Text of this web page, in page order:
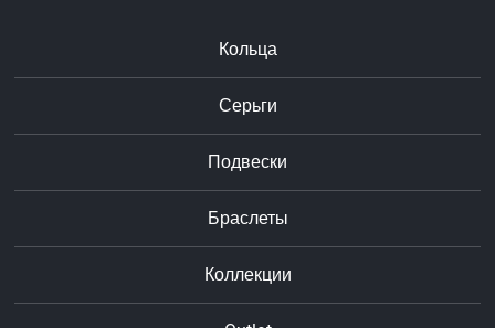
Кольца
Серьги
Подвески
Браслеты
Коллекции